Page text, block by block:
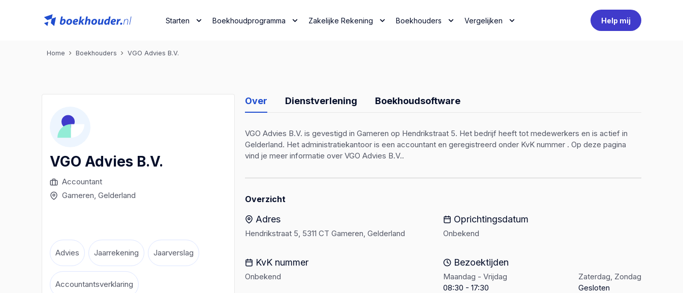
Starten Boekhoudprogramma Zakelijke Rekening Boekhouders Vergelijken Help mij
Home Boekhouders VGO Advies B.V.
VGO Advies B.V.
Accountant
Gameren, Gelderland
Advies Jaarrekening Jaarverslag
Accountantsverklaring
Over Dienstverlening Boekhoudsoftware
VGO Advies B.V. is gevestigd in Gameren op Hendrikstraat 5. Het bedrijf heeft tot medewerkers en is actief in
Gelderland. Het administratiekantoor is een accountant en geregistreerd onder KvK nummer . Op deze pagina
vind je meer informatie over VGO Advies B.V..
Overzicht
Adres
Hendrikstraat 5, 5311 CT Gameren, Gelderland
Oprichtingsdatum
Onbekend
KvK nummer
Onbekend
Bezoektijden
Maandag - Vrijdag
08:30 - 17:30
Zaterdag, Zondag
Gesloten